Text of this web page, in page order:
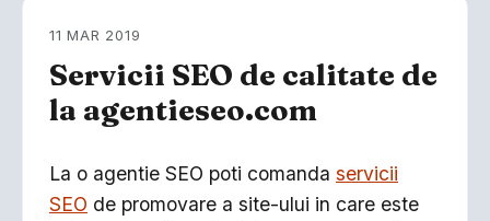
11 MAR 2019
Servicii SEO de calitate de
la agentieseo.com
La o agentie SEO poti comanda servicii
SEO de promovare a site-ului in care este